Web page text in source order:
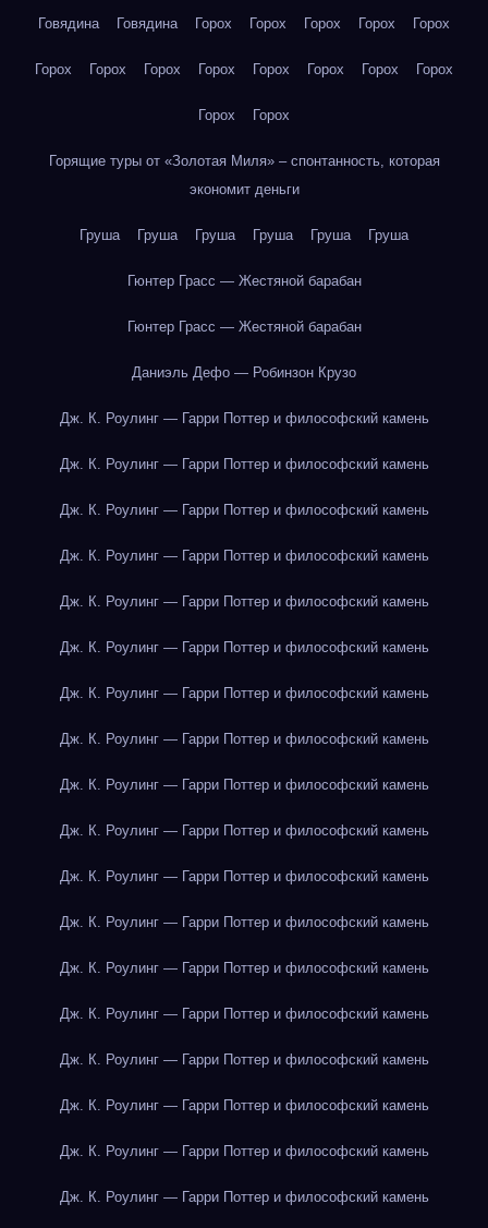
Говядина Говядина Горох Горох Горох Горох Горох
Горох Горох Горох Горох Горох Горох Горох Горох
Горох Горох
Горящие туры от «Золотая Миля» – спонтанность, которая
экономит деньги
Груша Груша Груша Груша Груша Груша
Гюнтер Грасс — Жестяной барабан
Гюнтер Грасс — Жестяной барабан
Даниэль Дефо — Робинзон Крузо
Дж. К. Роулинг — Гарри Поттер и философский камень
Дж. К. Роулинг — Гарри Поттер и философский камень
Дж. К. Роулинг — Гарри Поттер и философский камень
Дж. К. Роулинг — Гарри Поттер и философский камень
Дж. К. Роулинг — Гарри Поттер и философский камень
Дж. К. Роулинг — Гарри Поттер и философский камень
Дж. К. Роулинг — Гарри Поттер и философский камень
Дж. К. Роулинг — Гарри Поттер и философский камень
Дж. К. Роулинг — Гарри Поттер и философский камень
Дж. К. Роулинг — Гарри Поттер и философский камень
Дж. К. Роулинг — Гарри Поттер и философский камень
Дж. К. Роулинг — Гарри Поттер и философский камень
Дж. К. Роулинг — Гарри Поттер и философский камень
Дж. К. Роулинг — Гарри Поттер и философский камень
Дж. К. Роулинг — Гарри Поттер и философский камень
Дж. К. Роулинг — Гарри Поттер и философский камень
Дж. К. Роулинг — Гарри Поттер и философский камень
Дж. К. Роулинг — Гарри Поттер и философский камень